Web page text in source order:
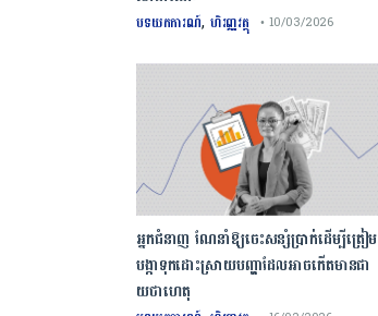
បទយកការណ៍, ហិរញ្ញវត្ថុ • 10/03/2026
អ្នកជំនាញ ណែនាំឱ្យចេះសន្សំប្រាក់ដើម្បីត្រៀម
បង្កាទុកដោះស្រាយបញ្ហាដែលអាចកើតមានជា
យថាហេតុ